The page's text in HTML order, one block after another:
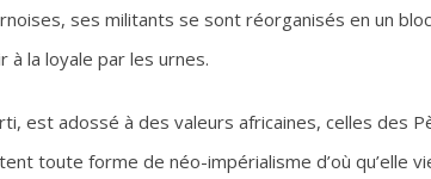
ses militants se sont réorganisés en un
à la loyale par les urnes.
est adossé à des valeurs africaines, celles des
toute forme de néo-impérialisme d’où qu’elle